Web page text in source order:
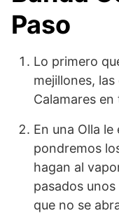
Paso
Lo primero
mejillones,
Calamares
En una Olla
pondremos
hagan al
pasados
que no se